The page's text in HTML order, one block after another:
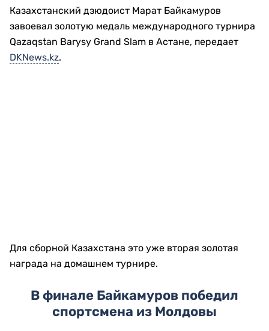
Казахстанский дзюдоист Марат Байкамуров
завоевал золотую медаль международного турнира
Qazaqstan Barysy Grand Slam в Астане, передает
DKNews.kz.
Для сборной Казахстана это уже вторая золотая
награда на домашнем турнире.
В финале Байкамуров победил
спортсмена из Молдовы